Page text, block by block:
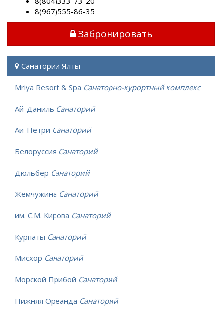
8(967)555-86-35
Забронировать
Санатории Ялты
Mriya Resort & Spa Санаторно-курортный комплекс
Ай-Даниль Санаторий
Ай-Петри Санаторий
Белоруссия Санаторий
Дюльбер Санаторий
Жемчужина Санаторий
им. С.М. Кирова Санаторий
Курпаты Санаторий
Мисхор Санаторий
Морской Прибой Санаторий
Нижняя Ореанда Санаторий